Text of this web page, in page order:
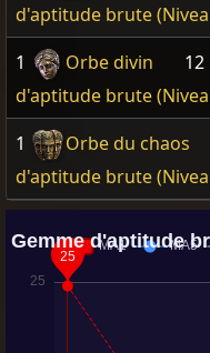
d'aptitude brute
1 Orbe divin 12
d'aptitude brute
1 Orbe du chaos
d'aptitude brute